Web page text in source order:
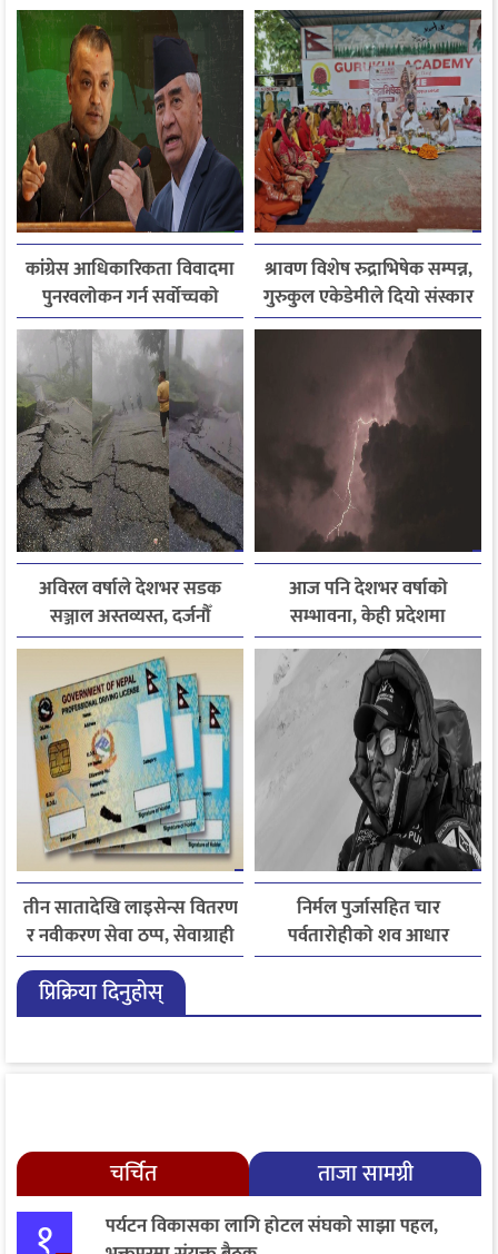
कांग्रेस आधिकारिकता विवादमा
पुनरवलोकन गर्न सर्वोच्चको
अनुमति
श्रावण विशेष रुद्राभिषेक सम्पन्न,
गुरुकुल एकेडेमीले दियो संस्कार
र नैतिक शिक्षाको सन्देश
अविरल वर्षाले देशभर सडक
सञ्जाल अस्तव्यस्त, दर्जनौँ
राजमार्ग अवरुद्ध
आज पनि देशभर वर्षाको
सम्भावना, केही प्रदेशमा
भारीदेखि धेरै भारी वर्षा हुने
चेतावनी
तीन सातादेखि लाइसेन्स वितरण
र नवीकरण सेवा ठप्प, सेवाग्राही
सास्तीमा
निर्मल पुर्जासहित चार
पर्वतारोहीको शव आधार
शिविरमा ल्याइयो, तीन अझै
प्रिक्रिया दिनुहोस्
चर्चित ताजा सामग्री
१
पर्यटन विकासका लागि होटल संघको साझा पहल,